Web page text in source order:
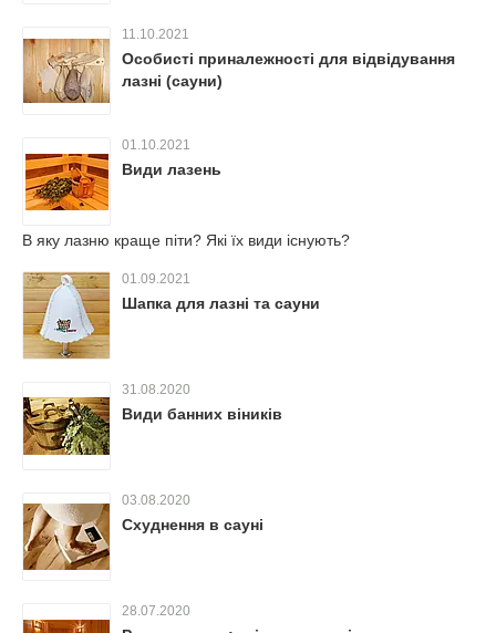
11.10.2021
Особисті приналежності для відвідування
лазні (сауни)
01.10.2021
Види лазень
В яку лазню краще піти? Які їх види існують?
01.09.2021
Шапка для лазні та сауни
31.08.2020
Види банних віників
03.08.2020
Схуднення в сауні
28.07.2020